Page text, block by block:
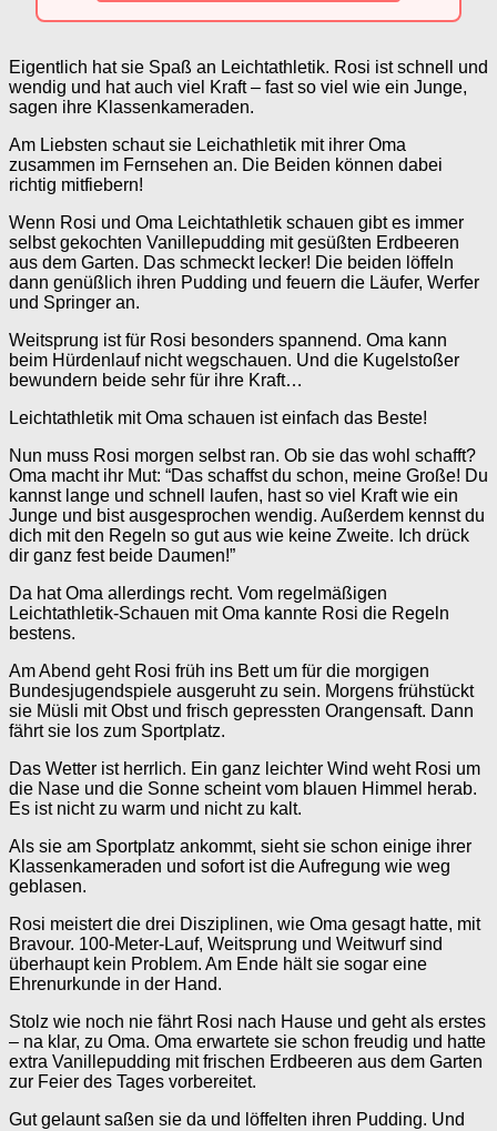
Eigentlich hat sie Spaß an Leichtathletik. Rosi ist schnell und
wendig und hat auch viel Kraft – fast so viel wie ein Junge,
sagen ihre Klassenkameraden.
Am Liebsten schaut sie Leichathletik mit ihrer Oma
zusammen im Fernsehen an. Die Beiden können dabei
richtig mitfiebern!
Wenn Rosi und Oma Leichtathletik schauen gibt es immer
selbst gekochten Vanillepudding mit gesüßten Erdbeeren
aus dem Garten. Das schmeckt lecker! Die beiden löffeln
dann genüßlich ihren Pudding und feuern die Läufer, Werfer
und Springer an.
Weitsprung ist für Rosi besonders spannend. Oma kann
beim Hürdenlauf nicht wegschauen. Und die Kugelstoßer
bewundern beide sehr für ihre Kraft…
Leichtathletik mit Oma schauen ist einfach das Beste!
Nun muss Rosi morgen selbst ran. Ob sie das wohl schafft?
Oma macht ihr Mut: “Das schaffst du schon, meine Große! Du
kannst lange und schnell laufen, hast so viel Kraft wie ein
Junge und bist ausgesprochen wendig. Außerdem kennst du
dich mit den Regeln so gut aus wie keine Zweite. Ich drück
dir ganz fest beide Daumen!”
Da hat Oma allerdings recht. Vom regelmäßigen
Leichtathletik-Schauen mit Oma kannte Rosi die Regeln
bestens.
Am Abend geht Rosi früh ins Bett um für die morgigen
Bundesjugendspiele ausgeruht zu sein. Morgens frühstückt
sie Müsli mit Obst und frisch gepressten Orangensaft. Dann
fährt sie los zum Sportplatz.
Das Wetter ist herrlich. Ein ganz leichter Wind weht Rosi um
die Nase und die Sonne scheint vom blauen Himmel herab.
Es ist nicht zu warm und nicht zu kalt.
Als sie am Sportplatz ankommt, sieht sie schon einige ihrer
Klassenkameraden und sofort ist die Aufregung wie weg
geblasen.
Rosi meistert die drei Disziplinen, wie Oma gesagt hatte, mit
Bravour. 100-Meter-Lauf, Weitsprung und Weitwurf sind
überhaupt kein Problem. Am Ende hält sie sogar eine
Ehrenurkunde in der Hand.
Stolz wie noch nie fährt Rosi nach Hause und geht als erstes
– na klar, zu Oma. Oma erwartete sie schon freudig und hatte
extra Vanillepudding mit frischen Erdbeeren aus dem Garten
zur Feier des Tages vorbereitet.
Gut gelaunt saßen sie da und löffelten ihren Pudding. Und